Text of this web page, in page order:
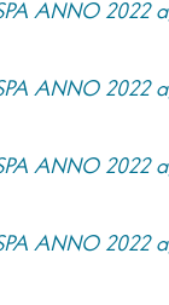
ANNO 2022
ANNO 2022
ANNO 2022
ANNO 2022